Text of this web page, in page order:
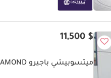
$ 11,500
ميتسوبيشي باجيرو GLS M/L DIAMOND